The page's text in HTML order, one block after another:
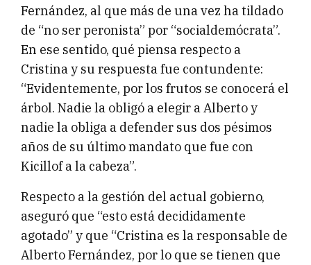
Fernández, al que más de una vez ha tildado
de “no ser peronista” por “socialdemócrata”.
En ese sentido, qué piensa respecto a
Cristina y su respuesta fue contundente:
“Evidentemente, por los frutos se conocerá el
árbol. Nadie la obligó a elegir a Alberto y
nadie la obliga a defender sus dos pésimos
años de su último mandato que fue con
Kicillof a la cabeza”.
Respecto a la gestión del actual gobierno,
aseguró que “esto está decididamente
agotado” y que “Cristina es la responsable de
Alberto Fernández, por lo que se tienen que